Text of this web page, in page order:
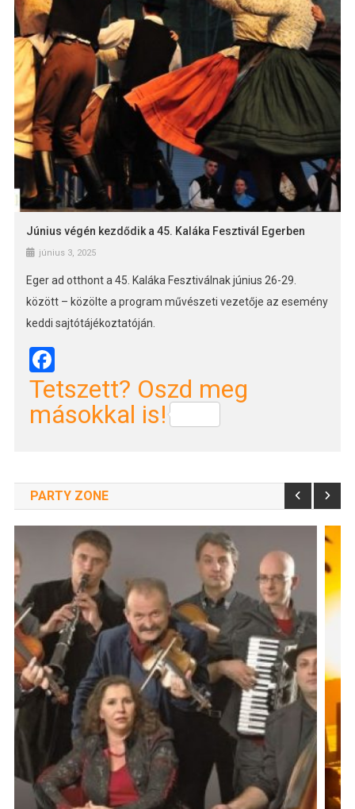
Június végén kezdődik a 45. Kaláka Fesztivál Egerben
június 3, 2025
Eger ad otthont a 45. Kaláka Fesztiválnak június 26-29.
között – közölte a program művészeti vezetője az esemény
keddi sajtótájékoztatóján.
Facebook
Tetszett? Oszd meg
másokkal is!
PARTY ZONE